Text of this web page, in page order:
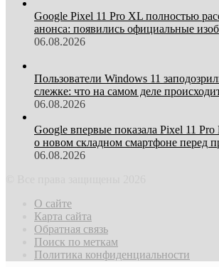
Google Pixel 11 Pro XL полностью
анонса: появились официальные
06.08.2026
Пользователи Windows 11
слежке: что на самом деле
06.08.2026
Google впервые показала Pixel 11 Pro
о новом складном смартфоне перед
06.08.2026
О сайте
Карта сайта
Обратная связь
Поиск по меткам
Политика конфиденциальности